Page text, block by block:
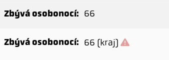
Zbývá osobonocí: 66
Zbývá osobonocí: 66 (kraj)